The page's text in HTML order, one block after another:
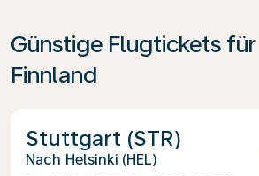
Günstige Flugtickets
Finnland
Stuttgart (STR)
Helsinki (HEL)